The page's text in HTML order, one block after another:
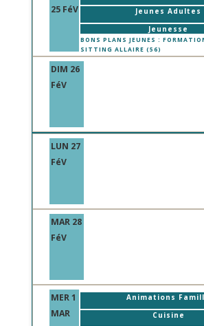
25 FéV
Jeunes Adultes
Jeunesse
BONS PLANS JEUNES :
SITTING ALLAIRE (56)
DIM 26
FéV
LUN 27
FéV
MAR 28
FéV
MER 1
MAR
Animations
Cuisine